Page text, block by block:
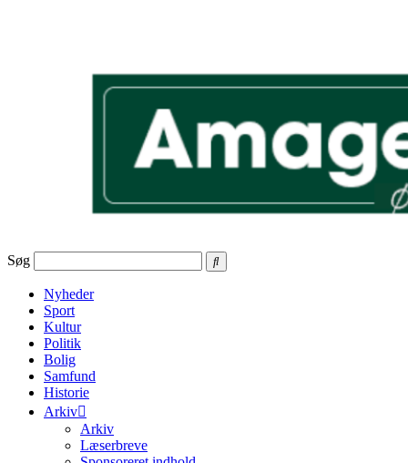
Søg
Nyheder
Sport
Kultur
Politik
Bolig
Samfund
Historie
Arkiv
Arkiv
Læserbreve